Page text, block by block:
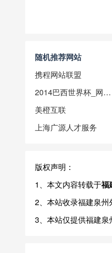
随机推荐网站
携程网站联盟
2014巴西世界杯_网易体育
美橙互联
上海广源人才服务
版权声明：
1、本文内容转载于福
2、本站收录福建泉州
3、本站仅提供福建泉